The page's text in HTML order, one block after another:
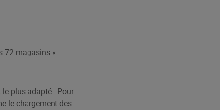
72 magasins «
le plus adapté. Pour
le chargement des